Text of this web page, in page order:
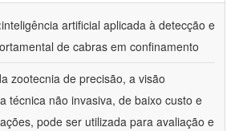
inteligência artificial aplicada à detecção e
de cabras em confinamento
zootecnia de precisão, a visão
técnica não invasiva, de baixo custo e
pode ser utilizada para avaliação e